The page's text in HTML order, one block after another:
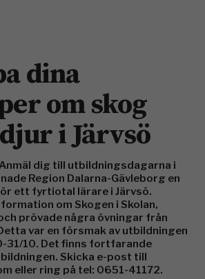
dina
om skog
i Järvsö
dig till utbildningsdagarna i
Region Dalarna-Gävleborg en
ett fyrtiotal lärare i Järvsö.
om Skogen i Skolan,
prövade några övningar från
var en försmak av utbildningen
31/10. Det finns fortfarande
Skicka e-post till
eller ring på tel: 0651-41172.